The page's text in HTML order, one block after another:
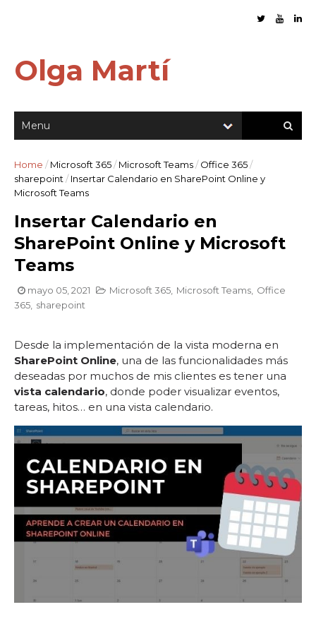
Olga Martí
Home / Microsoft 365/ Microsoft Teams/ Office 365/
sharepoint / Insertar Calendario en SharePoint Online y
Microsoft Teams
Insertar Calendario en
SharePoint Online y Microsoft
Teams
mayo 05, 2021 Microsoft 365 Microsoft Teams Office
365 sharepoint
Desde la implementación de la vista moderna en
SharePoint Online, una de las funcionalidades más
deseadas por muchos de mis clientes es tener una
vista calendario, donde poder visualizar eventos,
tareas, hitos… en una vista calendario.